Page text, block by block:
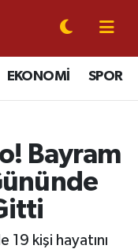
EKONOMİ SPOR
Bayram
19 kişi hayatını
Haritası